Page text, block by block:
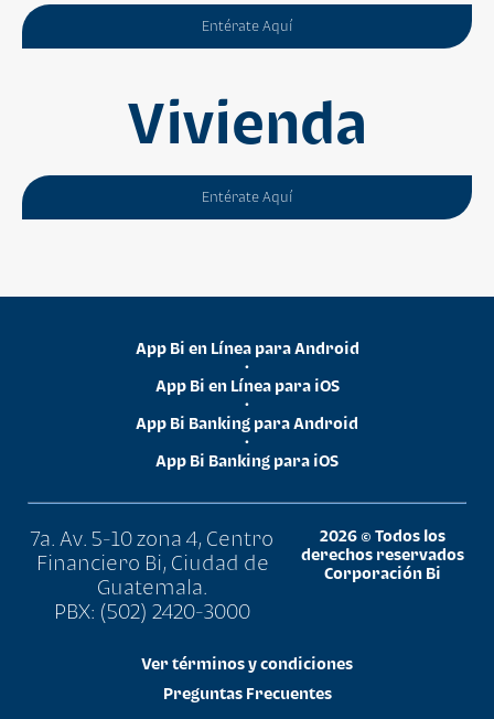
Entérate Aquí
Vivienda
Entérate Aquí
App Bi en Línea para Android
•
App Bi en Línea para iOS
•
App Bi Banking para Android
•
App Bi Banking para iOS
7a. Av. 5-10 zona 4, Centro
Financiero Bi, Ciudad de
Guatemala.
PBX: (502) 2420-3000
2026 © Todos los
derechos reservados
Corporación Bi
Ver términos y condiciones
Preguntas Frecuentes